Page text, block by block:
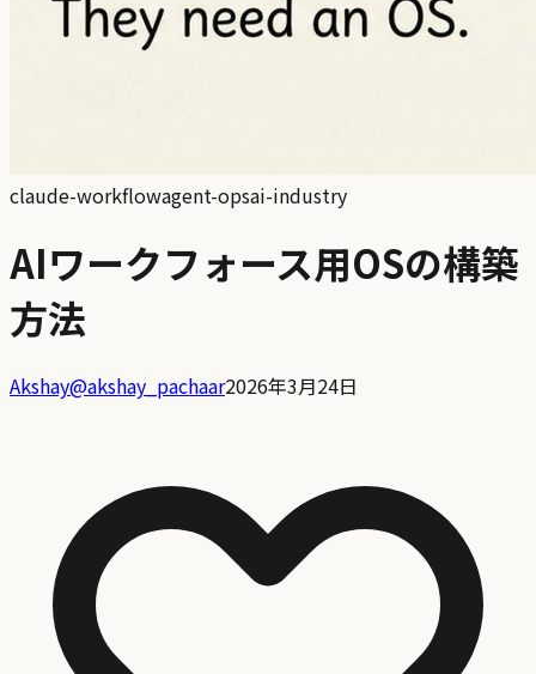
claude-workflowagent-opsai-industry
AIワークフォース用OSの構築
方法
Akshay@akshay_pachaar2026年3月24日